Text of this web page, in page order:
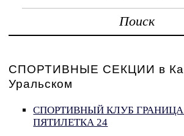
Поиск
СПОРТИВНЫЕ СЕКЦИИ в
Уральском
СПОРТИВНЫЙ КЛУБ
ПЯТИЛЕТКА 24